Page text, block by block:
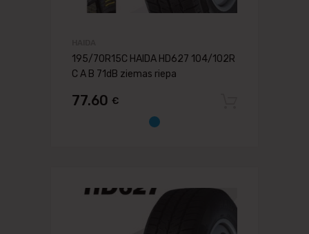
195/70R15C HAIDA HD627 104/102R
C A B 71dB ziemas riepa
77.60 €